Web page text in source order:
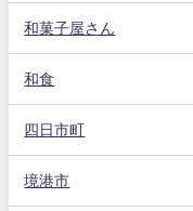
和菓子屋さん
和食
四日市町
境港市